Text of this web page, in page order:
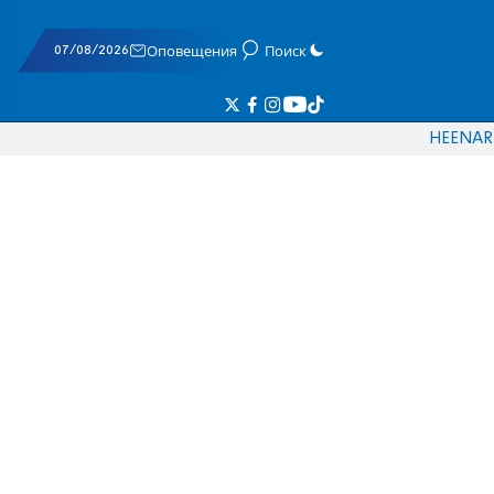
07/08/2026 Оповещения Поиск
HEENAR